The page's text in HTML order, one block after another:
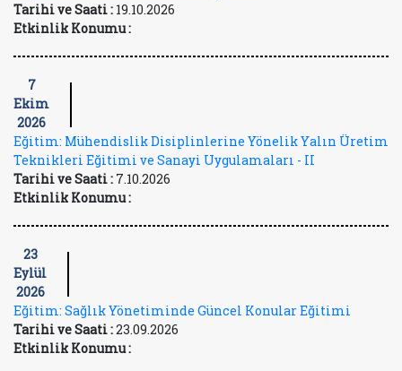
Tarihi ve Saati : 19.10.2026
Etkinlik Konumu :
7
Ekim
2026
Eğitim: Mühendislik Disiplinlerine Yönelik Yalın Üretim
Teknikleri Eğitimi ve Sanayi Uygulamaları - II
Tarihi ve Saati : 7.10.2026
Etkinlik Konumu :
23
Eylül
2026
Eğitim: Sağlık Yönetiminde Güncel Konular Eğitimi
Tarihi ve Saati :23.09.2026
Etkinlik Konumu :